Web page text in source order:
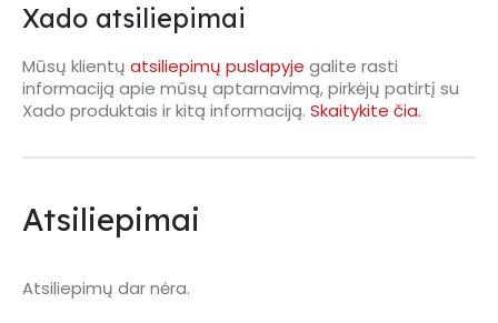
Xado atsiliepimai
Mūsų klientų atsiliepimų puslapyje galite rasti
informaciją apie mūsų aptarnavimą, pirkėjų patirtį su
Xado produktais ir kitą informaciją. Skaitykite čia.
Atsiliepimai
Atsiliepimų dar nėra.